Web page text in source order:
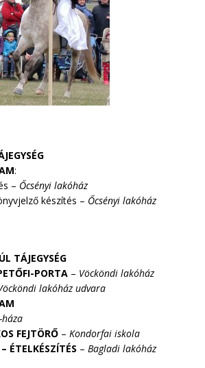
:
– Őcsényi lakóház
készítés – Őcsényi lakóház
TÁJEGYSÉG
PORTA – Vöcköndi lakóház
lakóház udvara
háza
FEJTÖRŐ – Kondorfai iskola
ÉTELKÉSZÍTÉS – Bagladi lakóház